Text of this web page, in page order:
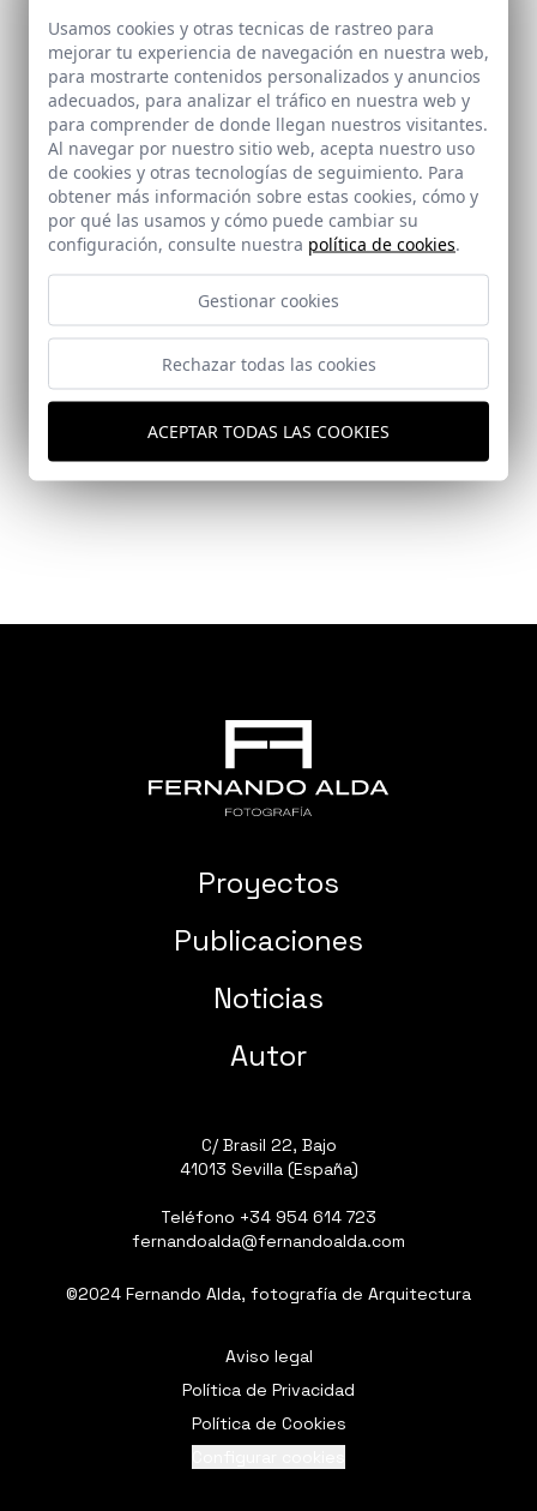
Alda, sus inicios, procesos e
inquietudes: “me encantaría
pensar que detrás de algunas de
mis imágenes se esconde una
cierta poética. Ese es el reto”.
Breves
La revista ST | Architec publica
reportaje sobre la trayectoria de
Fernando Alda
Premios
Cádiz
Proyectos
Publicaciones
Noticias
Autor
C/ Brasil 22, Bajo
41013 Sevilla (España)
Teléfono +34 954 614 723
fernandoalda@fernandoalda.com
©2024 Fernando Alda, fotografía de Arquitectura
Aviso legal
Política de Privacidad
Política de Cookies
Usamos cookies y otras tecnicas de rastreo para
mejorar tu experiencia de navegación en nuestra web,
para mostrarte contenidos personalizados y anuncios
adecuados, para analizar el tráfico en nuestra web y
para comprender de donde llegan nuestros visitantes.
Al navegar por nuestro sitio web, acepta nuestro uso
de cookies y otras tecnologías de seguimiento. Para
obtener más información sobre estas cookies, cómo y
por qué las usamos y cómo puede cambiar su
configuración, consulte nuestra política de cookies.
Gestionar cookies
Rechazar todas las cookies
ACEPTAR TODAS LAS COOKIES